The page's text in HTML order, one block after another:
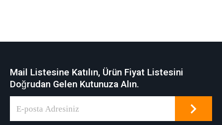
Mail Listesine Katılın, Ürün Fiyat Listesini
Doğrudan Gelen Kutunuza Alın.